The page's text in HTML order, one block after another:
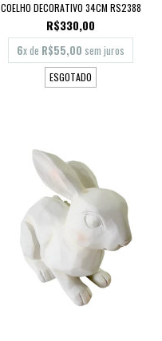
COELHO DECORATIVO 34CM RS2388
R$330,00
6x de R$55,00 sem juros
ESGOTADO